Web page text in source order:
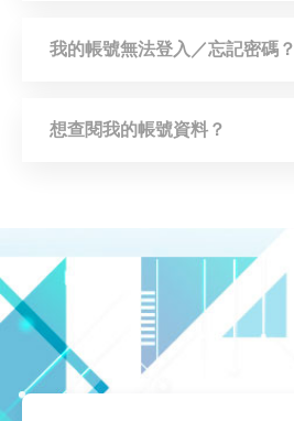
我的帳號無法登入／忘記密碼？
想查閱我的帳號資料？